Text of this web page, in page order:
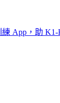
App，助